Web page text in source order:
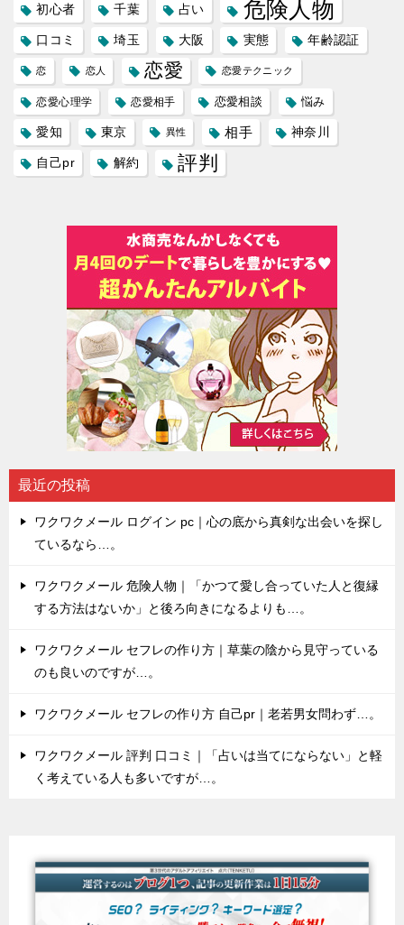
初心者 千葉 占い 危険人物
口コミ 埼玉 大阪 実態 年齢認証
恋 恋人 恋愛 恋愛テクニック
恋愛心理学 恋愛相手 恋愛相談 悩み
愛知 東京 異性 相手 神奈川
自己pr 解約 評判
最近の投稿
ワクワクメール ログイン pc｜心の底から真剣な出会いを探し
ているなら…。
ワクワクメール 危険人物｜「かつて愛し合っていた人と復縁
する方法はないか」と後ろ向きになるよりも…。
ワクワクメール セフレの作り方｜草葉の陰から見守っている
のも良いのですが…。
ワクワクメール セフレの作り方 自己pr｜老若男女問わず…。
ワクワクメール 評判 口コミ｜「占いは当てにならない」と軽
く考えている人も多いですが…。